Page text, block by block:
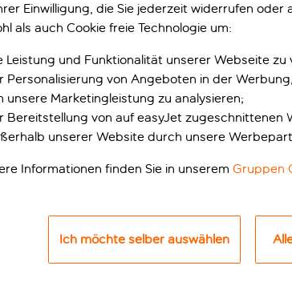
am
Einwilligung, die Sie jederzeit widerrufen
als auch Cookie freie Technologie um:
Leistung und Funktionalität unserer Webseite zu
Personalisierung von Angeboten in der
unsere Marketingleistung zu analysieren;
Bereitstellung von auf easyJet zugeschnittenen
unserer Website durch unsere
Informationen finden Sie in unserem Gruppen
Ich möchte selber auswählen